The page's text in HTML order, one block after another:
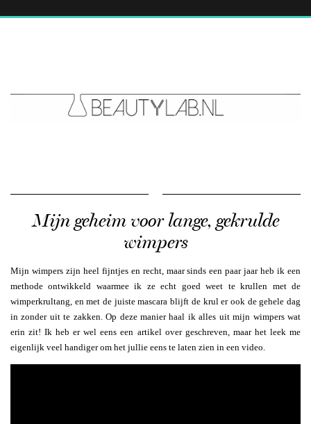
Mijn geheim voor lange, gekrulde
wimpers
Mijn wimpers zijn heel fijntjes en recht, maar sinds een paar jaar heb ik een
methode ontwikkeld waarmee ik ze echt goed weet te krullen met de
wimperkrultang, en met de juiste mascara blijft de krul er ook de gehele dag
in zonder uit te zakken. Op deze manier haal ik alles uit mijn wimpers wat
erin zit! Ik heb er wel eens een artikel over geschreven, maar het leek me
eigenlijk veel handiger om het jullie eens te laten zien in een video.